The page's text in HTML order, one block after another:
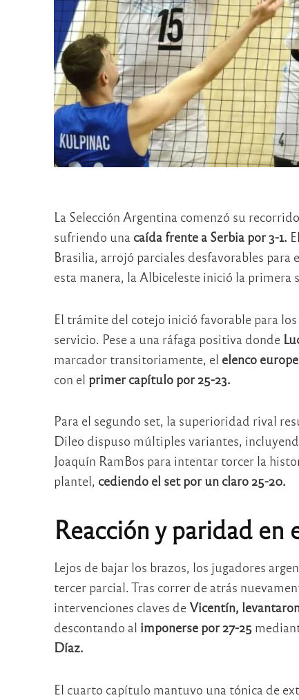
La Selección Argentina comenzó su
sufriendo una caída frente a Serbia por 3-1.
Brasilia, arrojó parciales desfavorables para
esta manera, la Albiceleste inició la primera
El trámite del cotejo inició favorable para
servicio. Pese a una ráfaga positiva donde
marcador transitoriamente, el elenco
con el primer capítulo por 25-23.
Para el segundo set, la superioridad rival
Dileo dispuso múltiples variantes,
Joaquín RamBos para intentar torcer la
plantel, cediendo el set por un claro 25-20.
Reacción y paridad en
Lejos de bajar los brazos, los jugadores
tercer parcial. Tras correr de atrás
intervenciones claves deVicentín,
descontando al imponerse por 27-25
Díaz.
El cuarto capítulo mantuvo una tónica de